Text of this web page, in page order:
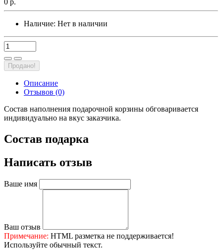
0 р.
Наличие: Нет в наличии
Продано!
Описание
Отзывов (0)
Состав наполнения подарочной корзины обговаривается
индивидуально на вкус заказчика.
Состав подарка
Написать отзыв
Ваше имя
Ваш отзыв
Примечание: HTML разметка не поддерживается!
Используйте обычный текст.